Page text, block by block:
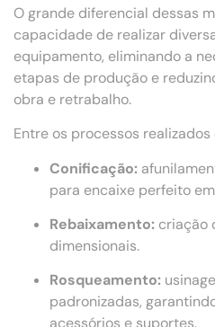
O grande diferencial dessas
capacidade de realizar
equipamento, eliminando a
etapas de produção e
obra e retrabalho.
Entre os processos realizados
Conificação:
para encaixe perfeito
Rebaixamento: criação
dimensionais.
Rosqueamento:
padronizadas,